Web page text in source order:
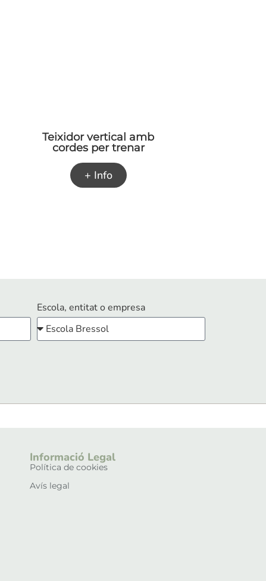
Teixidor vertical amb
cordes per trenar
+ Info
Escola, entitat o empresa
Informació Legal
Política de cookies
Avís legal